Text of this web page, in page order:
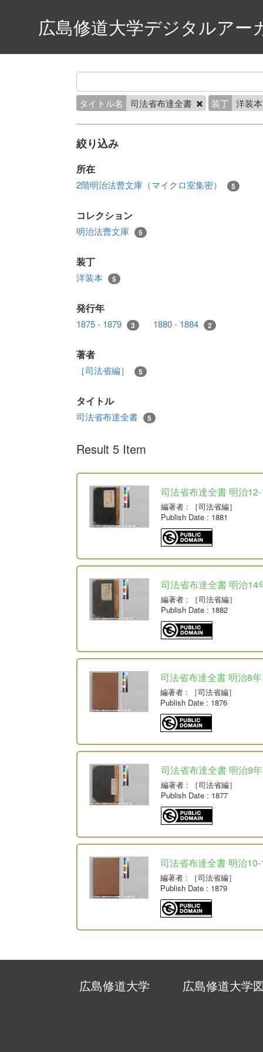
広島修道大学デジタルアー
タイトル名 司法省布達全書 装丁 洋装
絞り込み
所在
2階明治法曹文庫（マイクロ室集密） 5
コレクション
明治法曹文庫 5
装丁
洋装本 5
発行年
1875 - 1879 3 1880 - 1884 2
著者
［司法省編］ 5
タイトル
司法省布達全書 5
Result 5 Item
司法省布達全書 明治
編著者 : ［司法省編］
Publish Date : 1881
司法省布達全書 明治14
編著者 : ［司法省編］
Publish Date : 1882
司法省布達全書 明治8年
編著者 : ［司法省編］
Publish Date : 1876
司法省布達全書 明治9年
編著者 : ［司法省編］
Publish Date : 1877
司法省布達全書 明治
編著者 : ［司法省編］
Publish Date : 1879
広島修道大学 広島修道大学